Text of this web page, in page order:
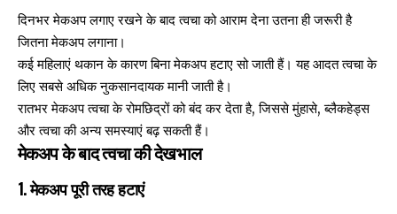
दिनभर मेकअप लगाए रखने के बाद त्वचा को आराम देना उतना ही जरूरी है
जितना मेकअप लगाना।
कई महिलाएं थकान के कारण बिना मेकअप हटाए सो जाती हैं। यह आदत त्वचा के
लिए सबसे अधिक नुकसानदायक मानी जाती है।
रातभर मेकअप त्वचा के रोमछिद्रों को बंद कर देता है, जिससे मुंहासे, ब्लैकहेड्स
और त्वचा की अन्य समस्याएं बढ़ सकती हैं।
मेकअप के बाद त्वचा की देखभाल
1. मेकअप पूरी तरह हटाएं